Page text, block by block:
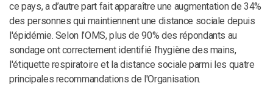
ce pays, a d’autre part fait apparaître une augmentation de 34%
des personnes qui maintiennent une distance sociale depuis
l'épidémie. Selon l’OMS, plus de 90% des répondants au
sondage ont correctement identifié l'hygiène des mains,
l'étiquette respiratoire et la distance sociale parmi les quatre
principales recommandations de l'Organisation.